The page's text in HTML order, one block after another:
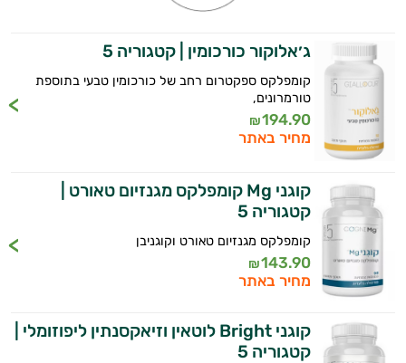
ג׳אלוקור כורכומין | קטגוריה 5
קומפלקס ספקטרום רחב של כורכומין טבעי בתוספת
טורמרונים,
194.90
₪
מחיר באתר
קוגני Mg קומפלקס מגנזיום טאורט |
קטגוריה 5
קומפלקס מגנזיום טאורט וקוגניבן
143.90
₪
מחיר באתר
קוגני Bright לוטאין וזיאקסנתין ליפוזומלי |
קטגוריה 5